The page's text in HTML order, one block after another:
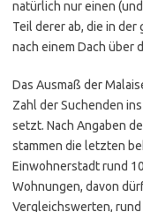
natürlich nur einen
Teil derer ab, die in
nach einem Dach über
Das Ausmaß der
Zahl der Suchenden
setzt. Nach Angaben
stammen die letzten
Einwohnerstadt rund
Wohnungen, davon
Vergleichswerten,